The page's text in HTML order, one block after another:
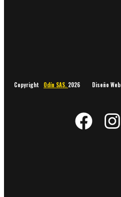
Copyright Odín SAS. 2026 Diseño Web